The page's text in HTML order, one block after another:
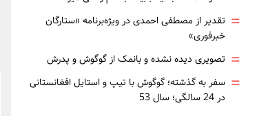
= تقدیر از مصطفی احمدی در ویژه‌برنامه «ستارگان
خبرفوری»
= تصویری دیده نشده و بانمک از گوگوش و پدرش
= سفر به گذشته؛ گوگوش با تیپ و استایل افغانستانی
در 24 سالگی؛ سال 53